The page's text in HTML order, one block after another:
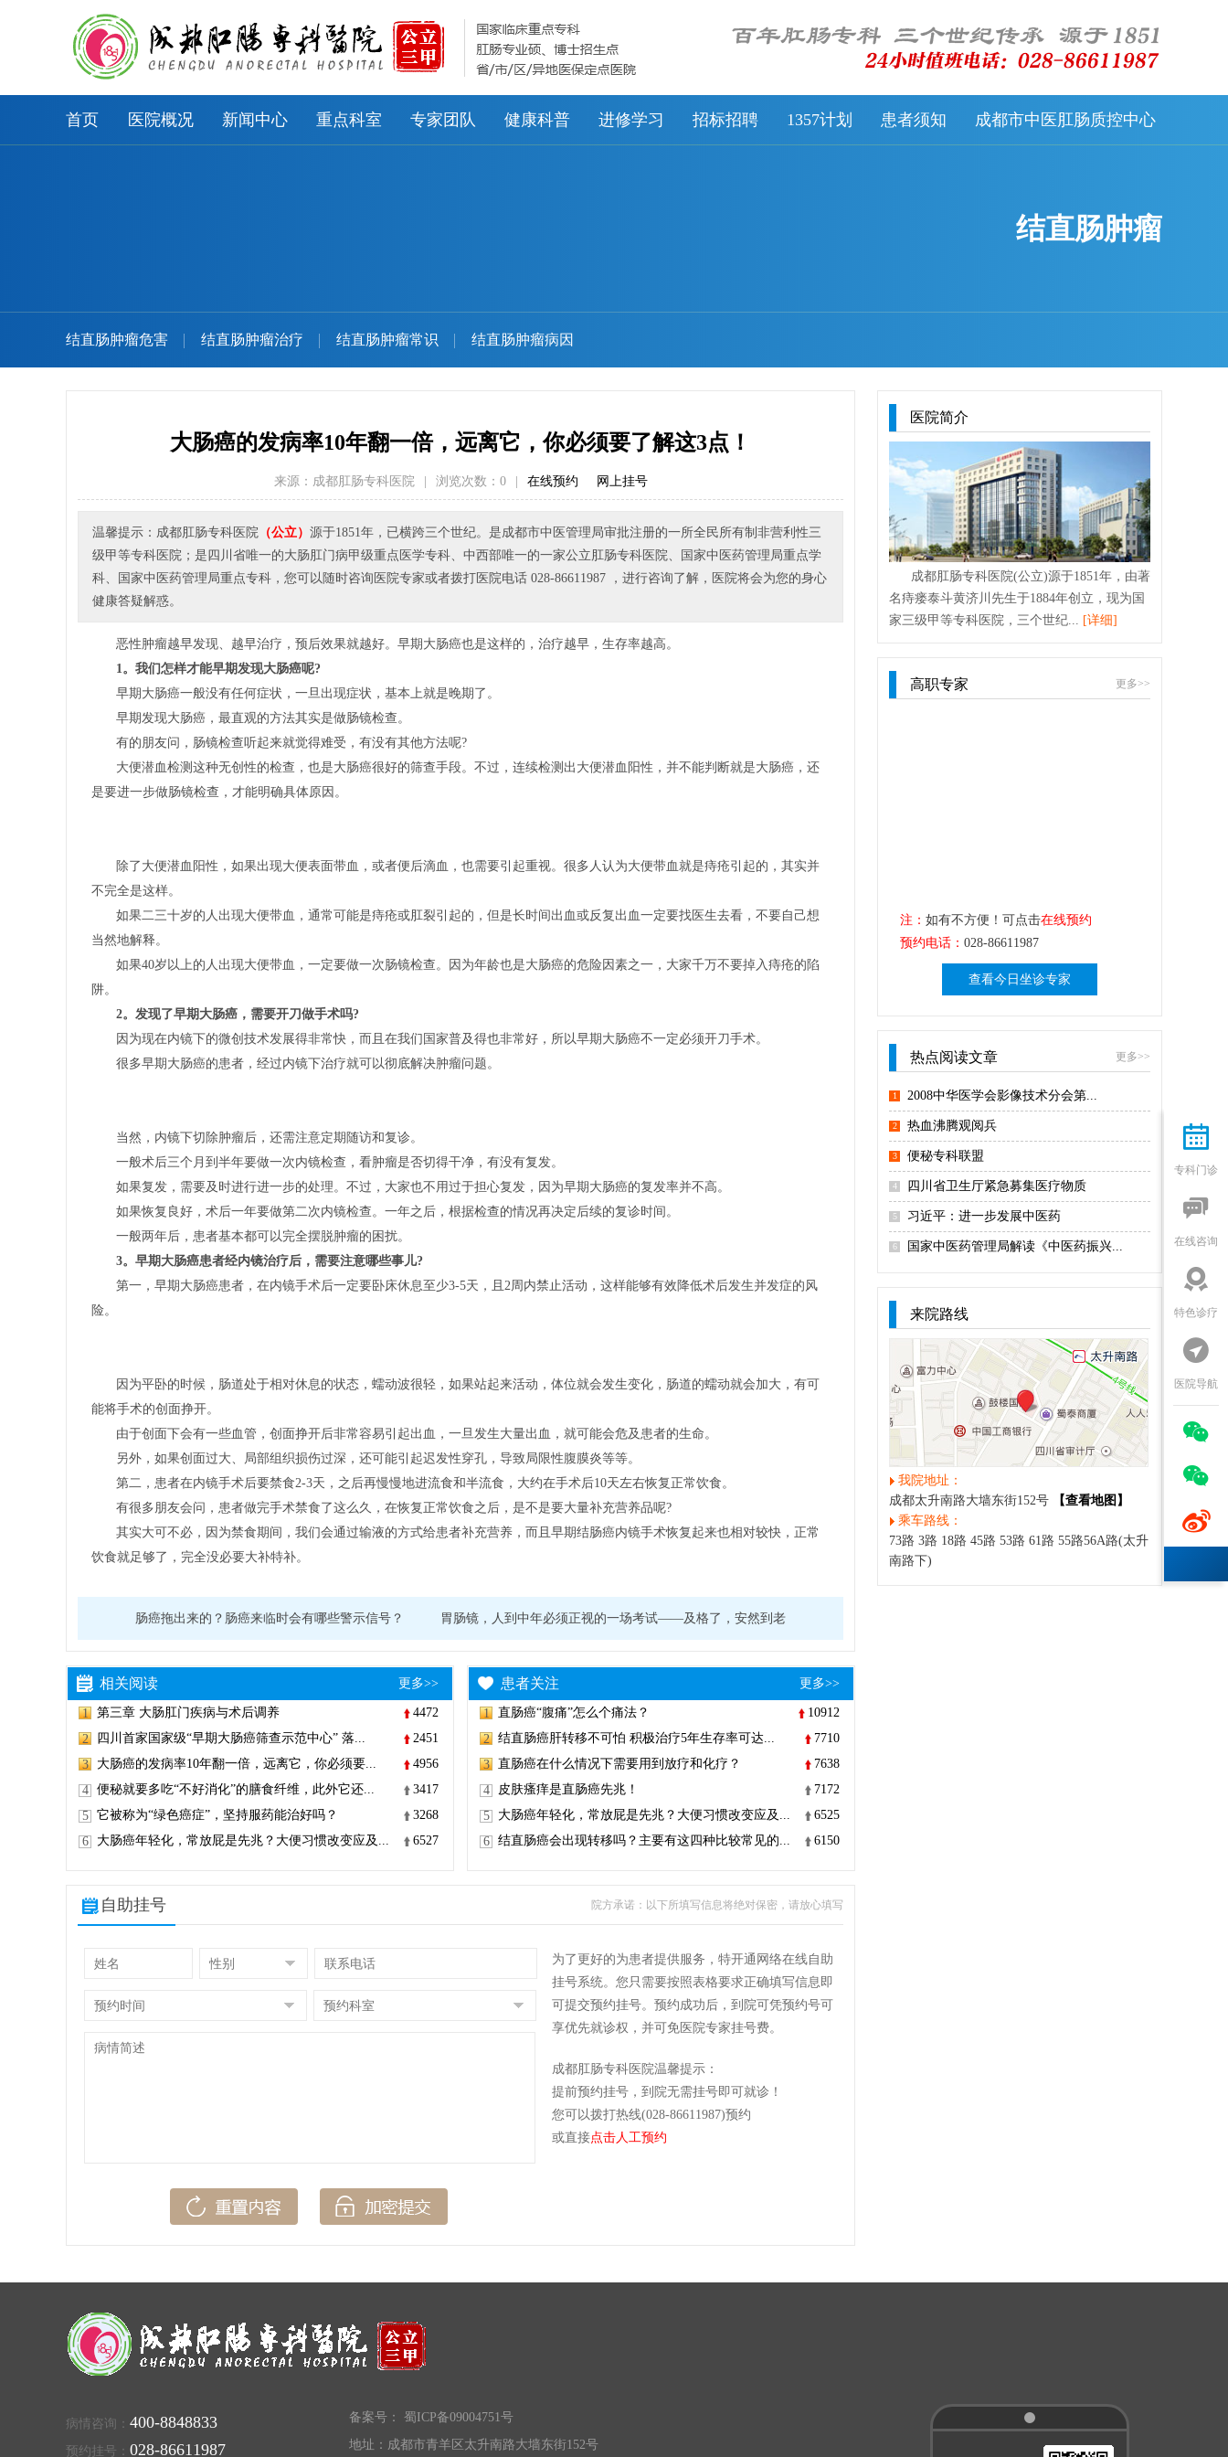
首页 医院概况 新闻中心 重点科室 专家团队 健康科普 进修学习 招标招聘 1357计划 患者须知 成都市中医肛肠质控中心
结直肠肿瘤
结直肠肿瘤危害 结直肠肿瘤治疗 结直肠肿瘤常识 结直肠肿瘤病因
大肠癌的发病率10年翻一倍，远离它，你必须要了解这3点！
来源：成都肛肠专科医院 浏览次数： 0 在线预约 网上挂号
温馨提示：成都肛肠专科医院 （公立） 源于1851年，已横跨三个世纪。是成都市中医管理局审批注册的一所全民所有制非营利性三
级甲等专科医院；是四川省唯一的大肠肛门病甲级重点医学专科、中西部唯一的一家公立肛肠专科医院、国家中医药管理局重点学
科、国家中医药管理局重点专科，您可以随时咨询医院专家或者拨打医院电话 028-86611987 ，进行咨询了解，医院将会为您的身心
健康答疑解惑。
恶性肿瘤越早发现、越早治疗，预后效果就越好。早期大肠癌也是这样的，治疗越早，生存率越高。
1。我们怎样才能早期发现大肠癌呢?
早期大肠癌一般没有任何症状，一旦出现症状，基本上就是晚期了。
早期发现大肠癌，最直观的方法其实是做肠镜检查。
有的朋友问，肠镜检查听起来就觉得难受，有没有其他方法呢?
大便潜血检测这种无创性的检查，也是大肠癌很好的筛查手段。不过，连续检测出大便潜血阳性，并不能判断就是大肠癌，还
是要进一步做肠镜检查，才能明确具体原因。
除了大便潜血阳性，如果出现大便表面带血，或者便后滴血，也需要引起重视。很多人认为大便带血就是痔疮引起的，其实并
不完全是这样。
如果二三十岁的人出现大便带血，通常可能是痔疮或肛裂引起的，但是长时间出血或反复出血一定要找医生去看，不要自己想
当然地解释。
如果40岁以上的人出现大便带血，一定要做一次肠镜检查。因为年龄也是大肠癌的危险因素之一，大家千万不要掉入痔疮的陷
阱。
2。发现了早期大肠癌，需要开刀做手术吗?
因为现在内镜下的微创技术发展得非常快，而且在我们国家普及得也非常好，所以早期大肠癌不一定必须开刀手术。
很多早期大肠癌的患者，经过内镜下治疗就可以彻底解决肿瘤问题。
当然，内镜下切除肿瘤后，还需注意定期随访和复诊。
一般术后三个月到半年要做一次内镜检查，看肿瘤是否切得干净，有没有复发。
如果复发，需要及时进行进一步的处理。不过，大家也不用过于担心复发，因为早期大肠癌的复发率并不高。
如果恢复良好，术后一年要做第二次内镜检查。一年之后，根据检查的情况再决定后续的复诊时间。
一般两年后，患者基本都可以完全摆脱肿瘤的困扰。
3。早期大肠癌患者经内镜治疗后，需要注意哪些事儿?
第一，早期大肠癌患者，在内镜手术后一定要卧床休息至少3-5天，且2周内禁止活动，这样能够有效降低术后发生并发症的风
险。
因为平卧的时候，肠道处于相对休息的状态，蠕动波很轻，如果站起来活动，体位就会发生变化，肠道的蠕动就会加大，有可
能将手术的创面挣开。
由于创面下会有一些血管，创面挣开后非常容易引起出血，一旦发生大量出血，就可能会危及患者的生命。
另外，如果创面过大、局部组织损伤过深，还可能引起迟发性穿孔，导致局限性腹膜炎等等。
第二，患者在内镜手术后要禁食2-3天，之后再慢慢地进流食和半流食，大约在手术后10天左右恢复正常饮食。
有很多朋友会问，患者做完手术禁食了这么久，在恢复正常饮食之后，是不是要大量补充营养品呢?
其实大可不必，因为禁食期间，我们会通过输液的方式给患者补充营养，而且早期结肠癌内镜手术恢复起来也相对较快，正常
饮食就足够了，完全没必要大补特补。
肠癌拖出来的？肠癌来临时会有哪些警示信号？ 胃肠镜，人到中年必须正视的一场考试——及格了，安然到老
相关阅读 更多>>
1 第三章 大肠肛门疾病与术后调养
4472
2
四川首家国家级“早期大肠癌筛查示范中心” 落...
2451
3
大肠癌的发病率10年翻一倍，远离它，你必须要...
4956
4
便秘就要多吃“不好消化”的膳食纤维，此外它还...
3417
5
它被称为“绿色癌症”，坚持服药能治好吗？
3268
6
大肠癌年轻化，常放屁是先兆？大便习惯改变应及... 6527
患者关注 更多>>
1 直肠癌“腹痛”怎么个痛法？
10912
2
结直肠癌肝转移不可怕 积极治疗5年生存率可达...
7710
3
直肠癌在什么情况下需要用到放疗和化疗？
7638
4
皮肤瘙痒是直肠癌先兆！
7172
5
大肠癌年轻化，常放屁是先兆？大便习惯改变应及...
6525
6
结直肠癌会出现转移吗？主要有这四种比较常见的... 6150
自助挂号 院方承诺：以下所填写信息将绝对保密，请放心填写
为了更好的为患者提供服务，特开通网络在线自助
挂号系统。您只需要按照表格要求正确填写信息即
可提交预约挂号。预约成功后，到院可凭预约号可
享优先就诊权，并可免医院专家挂号费。
成都肛肠专科医院温馨提示：
提前预约挂号，到院无需挂号即可就诊！
您可以拨打热线(028-86611987)预约
或直接点击人工预约
医院简介
成都肛肠专科医院(公立)源于1851年，由著
名痔瘘泰斗黄济川先生于1884年创立，现为国
家三级甲等专科医院，三个世纪...
[详细]
高职专家 更多>>
注： 如有不方便！可点击在线预约
预约电话： 028-86611987
查看今日坐诊专家
热点阅读文章 更多>>
1 2008中华医学会影像技术分会第...
2 热血沸腾观阅兵
3 便秘专科联盟
4 四川省卫生厅紧急募集医疗物质
5 习近平：进一步发展中医药
6 国家中医药管理局解读《中医药振兴...
来院路线
我院地址：
成都太升南路大墙东街152号
【查看地图】
乘车路线：
73路 3路 18路 45路 53路 61路 55路56A路(太升
南路下)

专科门诊

在线咨询

特色诊疗

医院导航



病情咨询： 400-8848833
预约挂号： 028-86611987
备案号：
蜀ICP备09004751号
地址：成都市青羊区太升南路大墙东街152号